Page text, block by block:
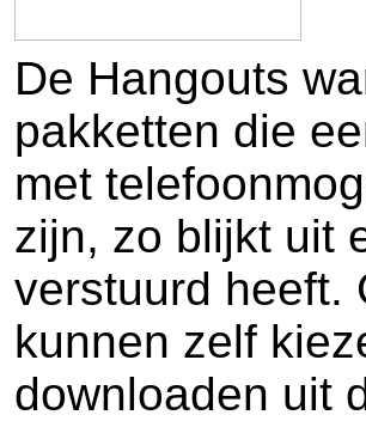
De Hangouts
pakketten die
met
zijn, zo blijkt uit
verstuurd heeft.
kunnen zelf
downloaden uit